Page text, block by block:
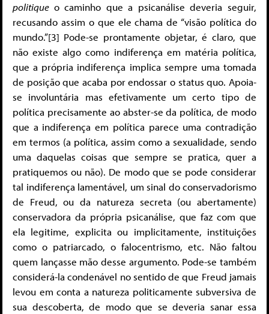
politique o caminho que a psicanálise deveria seguir,
recusando assim o que ele chama de “visão política do
mundo.”[3] Pode-se prontamente objetar, é claro, que
não existe algo como indiferença em matéria política,
que a própria indiferença implica sempre uma tomada
de posição que acaba por endossar o status quo. Apoia-
se involuntária mas efetivamente um certo tipo de
política precisamente ao abster-se da política, de modo
que a indiferença em política parece uma contradição
em termos (a política, assim como a sexualidade, sendo
uma daquelas coisas que sempre se pratica, quer a
pratiquemos ou não). De modo que se pode considerar
tal indiferença lamentável, um sinal do conservadorismo
de Freud, ou da natureza secreta (ou abertamente)
conservadora da própria psicanálise, que faz com que
ela legitime, explicita ou implicitamente, instituições
como o patriarcado, o falocentrismo, etc. Não faltou
quem lançasse mão desse argumento. Pode-se também
considerá-la condenável no sentido de que Freud jamais
levou em conta a natureza politicamente subversiva de
sua descoberta, de modo que se deveria sanar essa